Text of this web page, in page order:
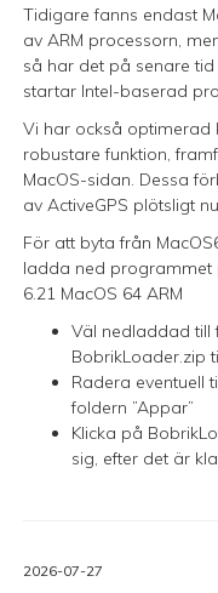
Tidigare fanns endast
av ARM processorn,
så har det på senare
startar Intel-baserad
Vi har också optimerad
robustare funktion,
MacOS-sidan. Dessa
av ActiveGPS plötsligt
För att byta från
ladda ned programmet
6.21 MacOS 64 ARM
Väl nedladdad till
BobrikLoader.zip
Radera eventuell
foldern ”Appar”
Klicka på
sig, efter det är
2026-07-27